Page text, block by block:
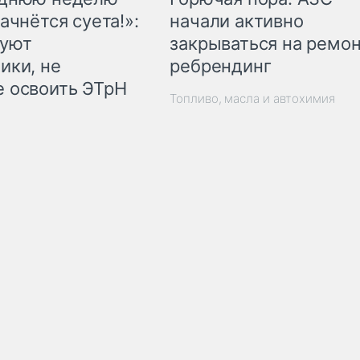
суета!»:
не
освоить ЭТрН
начали активно
закрываться на
ребрендинг
Топливо, масла и автохимия